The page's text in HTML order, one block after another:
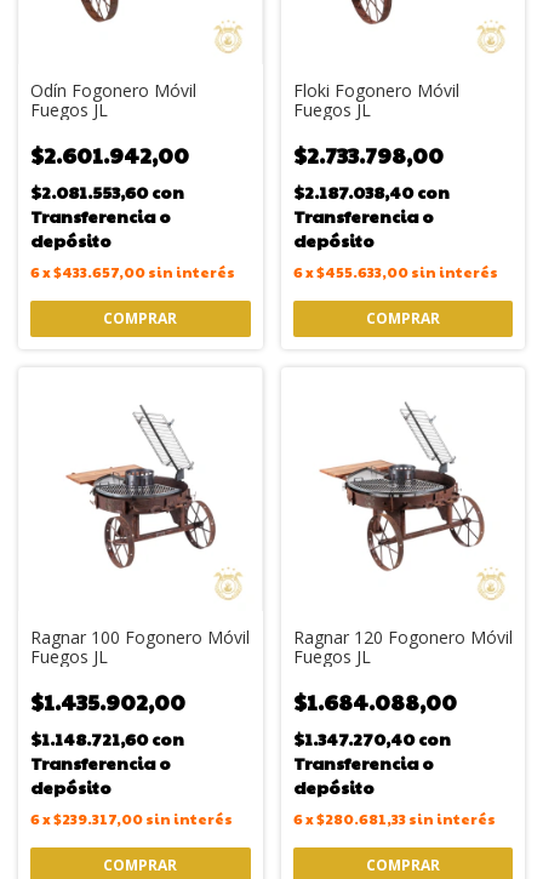
Odín Fogonero Móvil
Fuegos JL
$2.601.942,00
$2.081.553,60con
Transferencia o
depósito
6x$433.657,00sin interés
COMPRAR
Floki Fogonero Móvil
Fuegos JL
$2.733.798,00
$2.187.038,40con
Transferencia o
depósito
6x$455.633,00 sin interés
COMPRAR
Ragnar 100 Fogonero Móvil
Fuegos JL
$1.435.902,00
$1.148.721,60con
Transferencia o
depósito
6x$239.317,00sin interés
COMPRAR
Ragnar 120 Fogonero Móvil
Fuegos JL
$1.684.088,00
$1.347.270,40con
Transferencia o
depósito
6x$280.681,33 sin interés
COMPRAR